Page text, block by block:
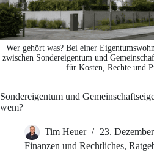
Wer gehört was? Bei einer
zwischen Sondereigentum und
– für Kosten, Rechte und
Sondereigentum und
wem?
Tim Heuer
23.
Finanzen und Rechtliches,